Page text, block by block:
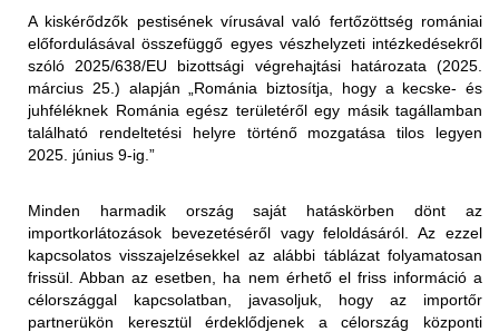
A kiskérődzők pestisének vírusával való fertőzöttség romániai
előfordulásával összefüggő egyes vészhelyzeti intézkedésekről
szóló 2025/638/EU bizottsági végrehajtási határozata (2025.
március 25.) alapján „Románia biztosítja, hogy a kecske- és
juhféléknek Románia egész területéről egy másik tagállamban
található rendeltetési helyre történő mozgatása tilos legyen
2025. június 9-ig.”
Minden harmadik ország saját hatáskörben dönt az
importkorlátozások bevezetéséről vagy feloldásáról. Az ezzel
kapcsolatos visszajelzésekkel az alábbi táblázat folyamatosan
frissül. Abban az esetben, ha nem érhető el friss információ a
célországgal kapcsolatban, javasoljuk, hogy az importőr
partnerükön keresztül érdeklődjenek a célország központi
Magyarország teljes területe (2025.01.29-én érkezett
értesítés alapján)
Korlátozott állat/ termék:
2025.01.29-től kezdődően:
Az Egyesült Királyság ideiglenes korlátozásokat
vezetett be Magyarország teljes területéről Nagy-
behozatalára. A korlátozás kiterjed:
- élő juh- és kecskék
- juhok és kecskék szaporítóanyagai (sperma,
embriók, petesejtek)
- juh- és kecsketej és nyers tejtermékek
- juh és kecske termékek személyes, utasforgalmi
"Az élő állatok, amelyekből a hús származik, az
Állategészségügyi Világszervezet (WOAH) által
elismert PPR-mentes övezetből származnak,".
vagy
"Az élő állatok, amelyekből a hús származik, a
klinikai tüneteit."
a nem hőkezelt (juh- és kecske)tej és az abból készült
termékek behozatala a nem fertőzött területekről (az első
közigazgatási egység "vármegye" szerint) megengedett,
feltéve, hogy az exportáló ország illetékes hatóságai
Korlátozott terület: